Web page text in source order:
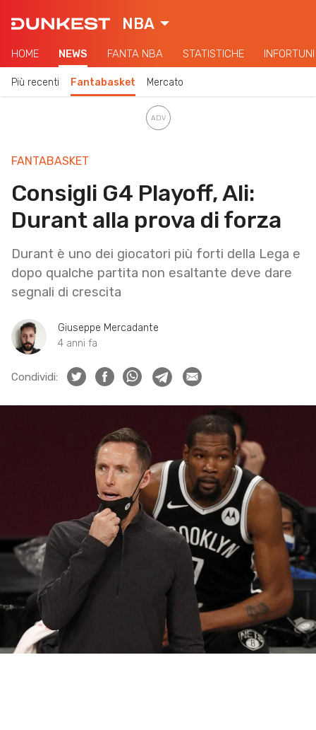
NBA
HOME NEWS FANTA NBA STATISTICHE INFORTUNI
Più recenti Fantabasket Mercato
FANTABASKET
Consigli G4 Playoff, Ali:
Durant alla prova di forza
Durant è uno dei giocatori più forti della Lega e
dopo qualche partita non esaltante deve dare
segnali di crescita
Giuseppe Mercadante
4 anni fa
Condividi: